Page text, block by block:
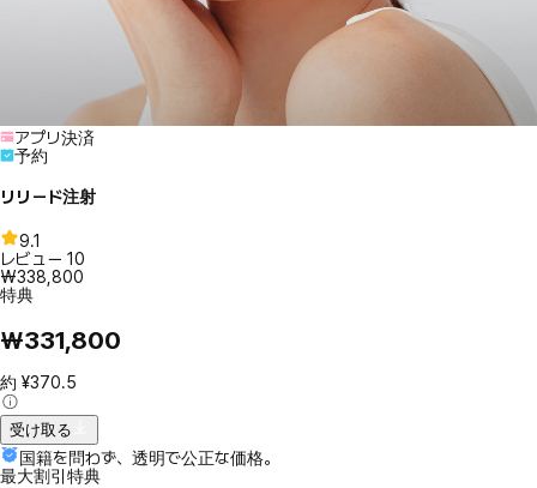
アプリ決済
予約
リリード注射
9.1
レビュー 10
₩338,800
特典
₩331,800
約 ¥370.5
受け取る
国籍を問わず、透明で公正な価格。
最大割引特典